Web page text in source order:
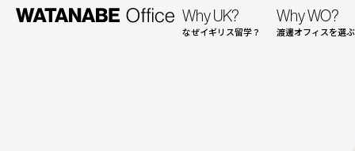
Why UK?
なぜイギリス留学？
Why WO?
渡邊オフィスを選